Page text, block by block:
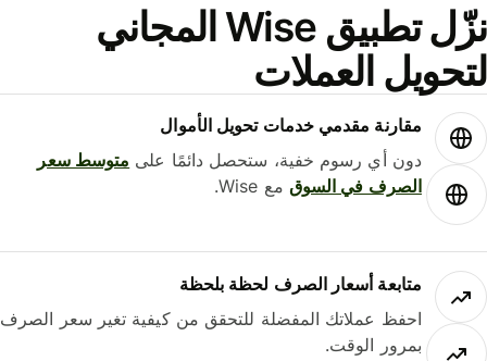
نزّل تطبيق Wise المجاني
العملات
مقارنة مقدمي خدمات تحويل الأموال
دون أي رسوم خفية، ستحصل دائمًا علىمتوسط ​​سعر
الصرف في السوقمع Wise.
متابعة أسعار الصرف لحظة بلحظة
احفظ عملاتك المفضلة للتحقق من كيفية تغير سعر الصرف
بمرور الوقت.